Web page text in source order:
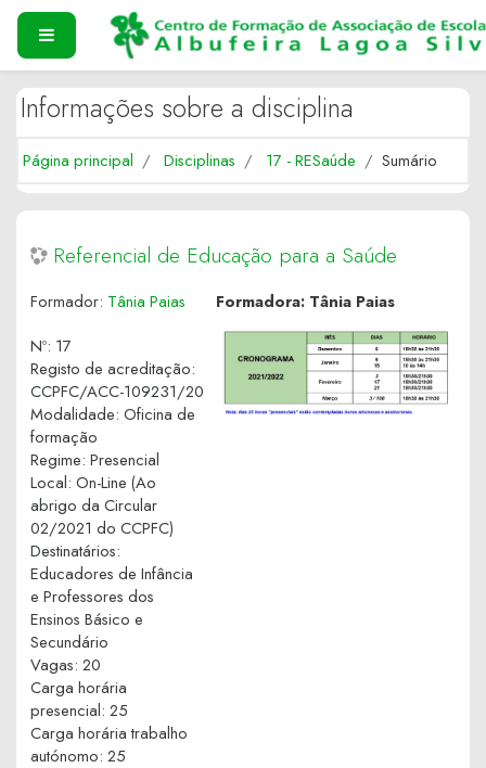
Ir para o conteúdo principal
PAINEL LATERAL
Informações sobre a disciplina
Página principal Disciplinas 17 - RESaúde Sumário
Referencial de Educação para a Saúde
Formadora: Tânia Paias
Formador: Tânia Paias
Nº: 17
Registo de acreditação:
CCPFC/ACC-109231/20
Modalidade: Oficina de
formação
Regime: Presencial
Local: On-Line (Ao
abrigo da Circular
02/2021 do CCPFC)
Destinatários:
Educadores de Infância
e Professores dos
Ensinos Básico e
Secundário
Vagas: 20
Carga horária
presencial: 25
Carga horária trabalho
autónomo: 25